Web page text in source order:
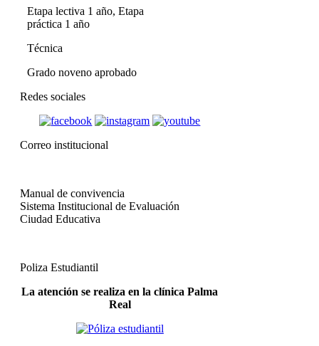
Etapa lectiva 1 año, Etapa
práctica 1 año
Técnica
Grado noveno aprobado
Redes sociales
Correo institucional
Manual de convivencia
Sistema Institucional de Evaluación
Ciudad Educativa
Poliza Estudiantil
La atención se realiza en la clínica Palma
Real